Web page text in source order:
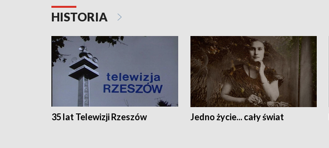
HISTORIA
35 lat Telewizji Rzeszów Jedno życie... cały świat